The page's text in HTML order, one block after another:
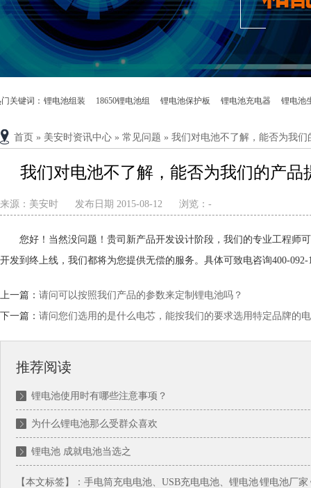
关键词： 锂电池组装 18650锂电池组 锂电池保护板 锂电池充电器 锂电池
首页 » 美安时资讯中心 » 常见问题 » 我们对电池不了解，能否为我
我们对电池不了解，能否为我们的产
来源： 美安时 发布日期 2015-08-12 浏览： -
您好！当然没问题！贵司新产品开发设计阶段，我们的专业工程师
开发到终上线，我们都将为您提供无偿的服务。具体可致电咨询400-092-
上一篇： 请问可以按照我们产品的参数来定制锂电池吗？
下一篇： 请问您们选用的是什么电芯，能按我们的要求选用特定品牌的
推荐阅读
锂电池使用时有哪些注意事项？
为什么锂电池那么受群众喜欢
锂电池 成就电池当选之
【本文标签】： 手电筒充电电池、USB充电电池、锂电池锂电池厂家